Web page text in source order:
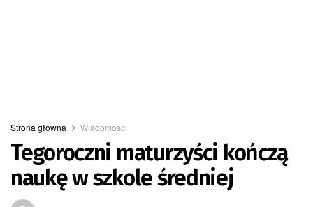
Strona główna Wiadomości
Tegoroczni maturzyści kończą
naukę w szkole średniej